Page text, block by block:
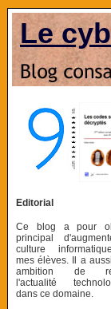
Le
Editorial
Ce blog a pour
principal
culture
mes élèves. Il a
ambition de
l'actualité
dans ce domaine.